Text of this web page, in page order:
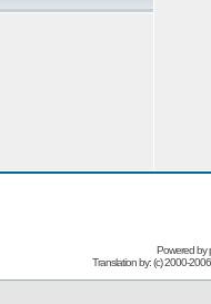
Powered by
Translation by: (c) 2000-